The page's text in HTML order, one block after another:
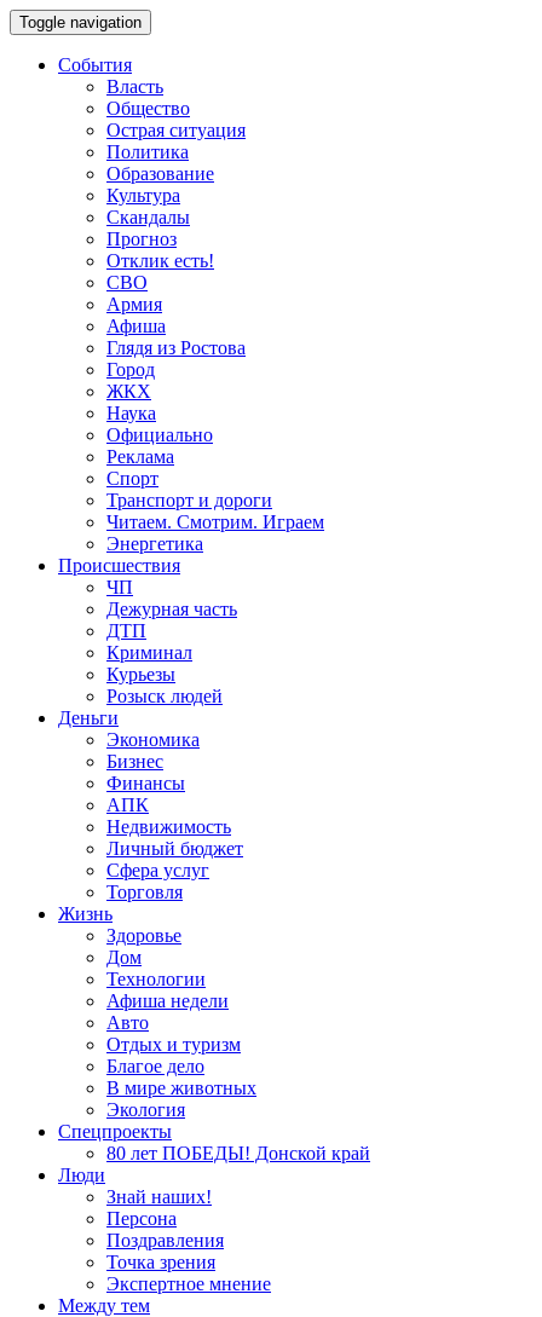
Toggle navigation
События
Власть
Общество
Острая ситуация
Политика
Образование
Культура
Скандалы
Прогноз
Отклик есть!
СВО
Армия
Афиша
Глядя из Ростова
Город
ЖКХ
Наука
Официально
Реклама
Спорт
Транспорт и дороги
Читаем. Смотрим. Играем
Энергетика
Происшествия
ЧП
Дежурная часть
ДТП
Криминал
Курьезы
Розыск людей
Деньги
Экономика
Бизнес
Финансы
АПК
Недвижимость
Личный бюджет
Сфера услуг
Торговля
Жизнь
Здоровье
Дом
Технологии
Афиша недели
Авто
Отдых и туризм
Благое дело
В мире животных
Экология
Спецпроекты
80 лет ПОБЕДЫ! Донской край
Люди
Знай наших!
Персона
Поздравления
Точка зрения
Экспертное мнение
Между тем